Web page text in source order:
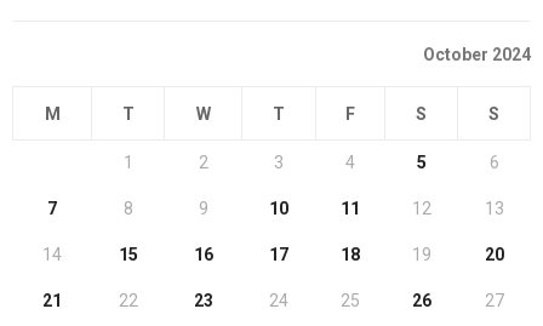
October 2024
M T W T F S S
1 2 3 4 5 6
7 8 9 10 11 12 13
14 15 16 17 18 19 20
21 22 23 24 25 26 27